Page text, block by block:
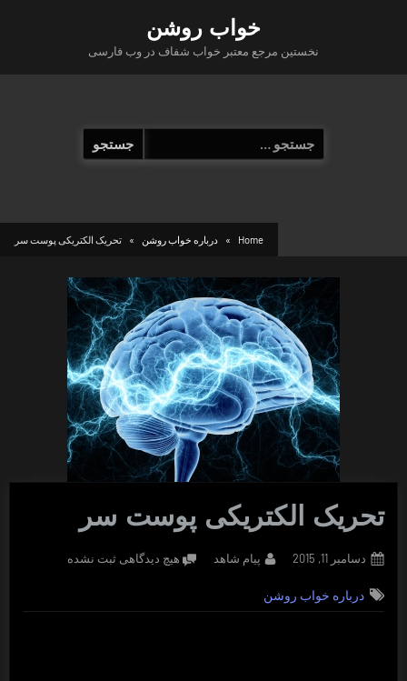
خواب روشن
نخستین مرجع معتبر خواب شفاف در وب فارسی
جستجو
برای:
Home درباره خواب روشن تحریک الکتریکی پوست سر
تحریک الکتریکی پوست سر
Posted
دسامبر 11, 2015 By
پیام شاهد هیچ دیدگاهیبرای
پوست
ثبت نشده
درباره خواب روشن